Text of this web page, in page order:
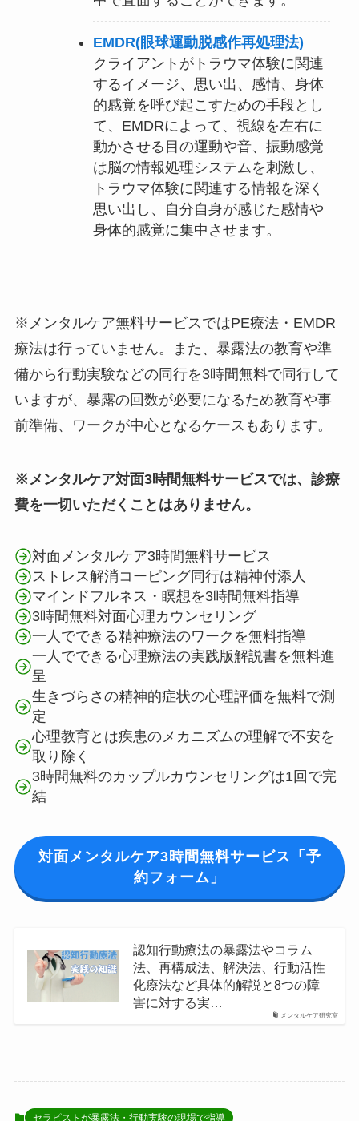
EMDR(眼球運動脱感作再処理法)
クライアントがトラウマ体験に関連
するイメージ、思い出、感情、身体
的感覚を呼び起こすための手段とし
て、EMDRによって、視線を左右に
動かさせる目の運動や音、振動感覚
は脳の情報処理システムを刺激し、
トラウマ体験に関連する情報を深く
思い出し、自分自身が感じた感情や
身体的感覚に集中させます。
※メンタルケア無料サービスではPE療法・EMDR
療法は行っていません。また、暴露法の教育や準
備から行動実験などの同行を3時間無料で同行して
いますが、暴露の回数が必要になるため教育や事
前準備、ワークが中心となるケースもあります。
※メンタルケア対面3時間無料サービスでは、診療
費を一切いただくことはありません。
対面メンタルケア3時間無料サービス
ストレス解消コーピング同行は精神付添人
マインドフルネス・瞑想を3時間無料指導
3時間無料対面心理カウンセリング
一人でできる精神療法のワークを無料指導
一人でできる心理療法の実践版解説書を無料進
呈
生きづらさの精神的症状の心理評価を無料で測
定
心理教育とは疾患のメカニズムの理解で不安を
取り除く
3時間無料のカップルカウンセリングは1回で完
結
対面メンタルケア3時間無料サービス「予
約フォーム」
メンタルケア研究室
認知行動療法の暴露法やコラム
法、再構成法、解決法、行動活性
化療法など具体的解説と8つの障
害に対する実…
セラピストが暴露法・行動実験の現場で指導